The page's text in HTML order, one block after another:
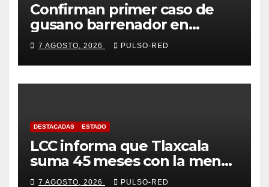
Confirman primer caso de
gusano barrenador en
humano en Tlaxcala
7 AGOSTO, 2026 PULSO-RED
DESTACADAS ESTADO
LCC informa que Tlaxcala
suma 45 meses con la menor
tasa de delitos en el país
7 AGOSTO, 2026 PULSO-RED